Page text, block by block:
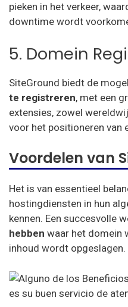
pieken in het verkeer,
downtime wordt
5. Domein
SiteGround biedt de
te registreren, met een
extensies, zowel
voor het positioneren van
Voordelen van
Het is van essentieel
hostingdiensten in hun
kennen. Een succesvolle
hebben waar het domein
inhoud wordt opgeslagen.